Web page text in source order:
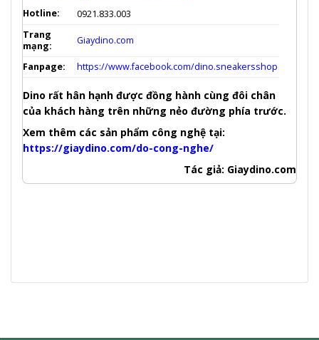
Hotline:
0921.833.003
Trang
mạng:
Giaydino.com
Fanpage: https://www.facebook.com/dino.sneakersshop
Dino rất hân hạnh được đồng hành cùng đôi chân
của khách hàng trên những nẻo đường phía trước.
Xem thêm các sản phẩm công nghệ tại:
https://giaydino.com/do-cong-nghe/
Tác giả: Giaydino.com